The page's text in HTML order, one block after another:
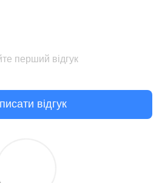
перший відгук
відгук